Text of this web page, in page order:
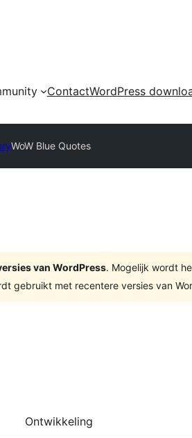
ContactWordPress
WoW Blue Quotes
van WordPress. Mogelijk wordt
gebruikt met recentere versies van
Ontwikkeling